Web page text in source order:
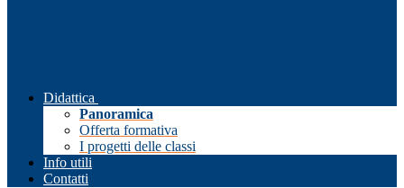
Didattica
Panoramica
Offerta formativa
I progetti delle classi
Info utili
Contatti